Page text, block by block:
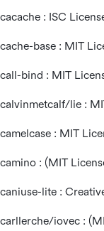
cacache : ISC
cache-base : MIT
call-bind : MIT
calvinmetcalf/lie :
camelcase : MIT
camino : (MIT
caniuse-lite :
carllerche/iovec :